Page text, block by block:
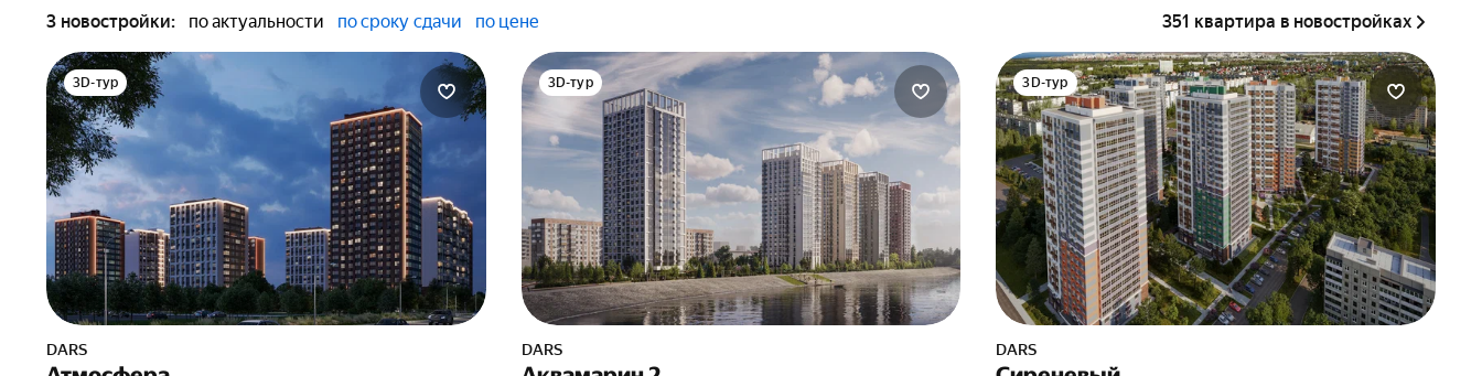
3 новостройки: по актуальности по сроку сдачи по цене 351 квартира в новостройках
3D-тур
DARS
3D-тур
DARS
3D-тур
DARS